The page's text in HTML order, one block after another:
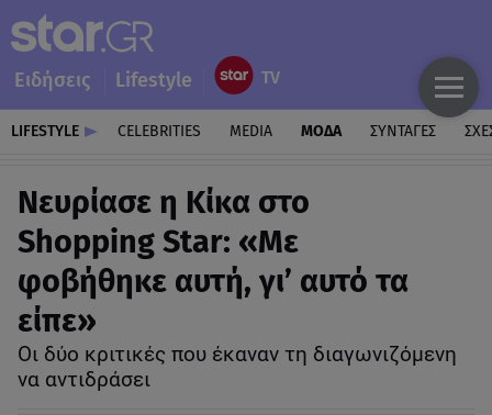
Ειδήσεις Lifestyle
LIFESTYLE CELEBRITIES MEDIA ΜΟΔΑ ΣΥΝΤΑΓΕΣ
Νευρίασε η Κίκα στο
Shopping Star: «Με
φοβήθηκε αυτή, γι’ αυτό τα
είπε»
Oι δύο κριτικές που έκαναν τη διαγωνιζόμενη
να αντιδράσει